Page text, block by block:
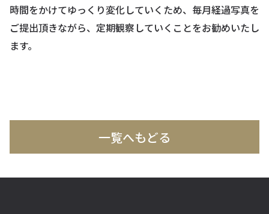
時間をかけてゆっくり変化していくため、毎月経過写真を
ご提出頂きながら、定期観察していくことをお勧めいたし
ます。
一覧へもどる